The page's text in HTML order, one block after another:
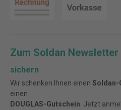
Zum Soldan Newsletter
sichern
Wir schenken Ihnen einen Soldan-
einen
DOUGLAS-Gutschein . Jetzt